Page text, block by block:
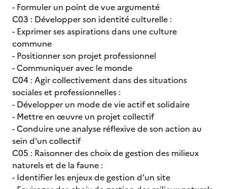
- Formuler un point de vue argumenté
C03 : Développer son identité culturelle :
- Exprimer ses aspirations dans une culture
commune
- Positionner son projet professionnel
- Communiquer avec le monde
C04 : Agir collectivement dans des situations
sociales et professionnelles :
- Développer un mode de vie actif et solidaire
- Mettre en œuvre un projet collectif
- Conduire une analyse réflexive de son action au
sein d’un collectif
C05 : Raisonner des choix de gestion des milieux
naturels et de la faune :
- Identifier les enjeux de gestion d’un site